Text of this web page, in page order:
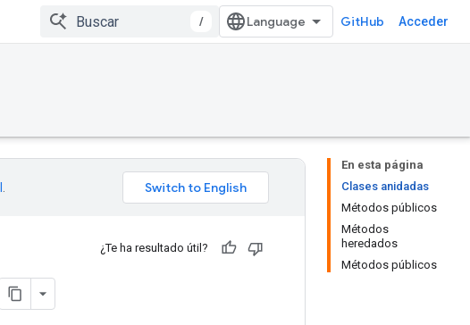
/ GitHub Acceder
En esta página
Clases anidadas
Métodos públicos
Métodos
heredados
Métodos públicos
¿Te ha resultado útil?